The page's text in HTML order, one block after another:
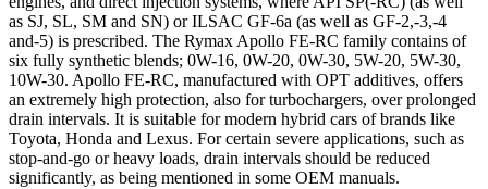
as SJ, SL, SM and SN) or ILSAC GF-6a (as well as GF-2,-3,-4
and-5) is prescribed. The Rymax Apollo FE-RC family contains of
six fully synthetic blends; 0W-16, 0W-20, 0W-30, 5W-20, 5W-30,
10W-30. Apollo FE-RC, manufactured with OPT additives, offers
an extremely high protection, also for turbochargers, over prolonged
drain intervals. It is suitable for modern hybrid cars of brands like
Toyota, Honda and Lexus. For certain severe applications, such as
stop-and-go or heavy loads, drain intervals should be reduced
significantly, as being mentioned in some OEM manuals.